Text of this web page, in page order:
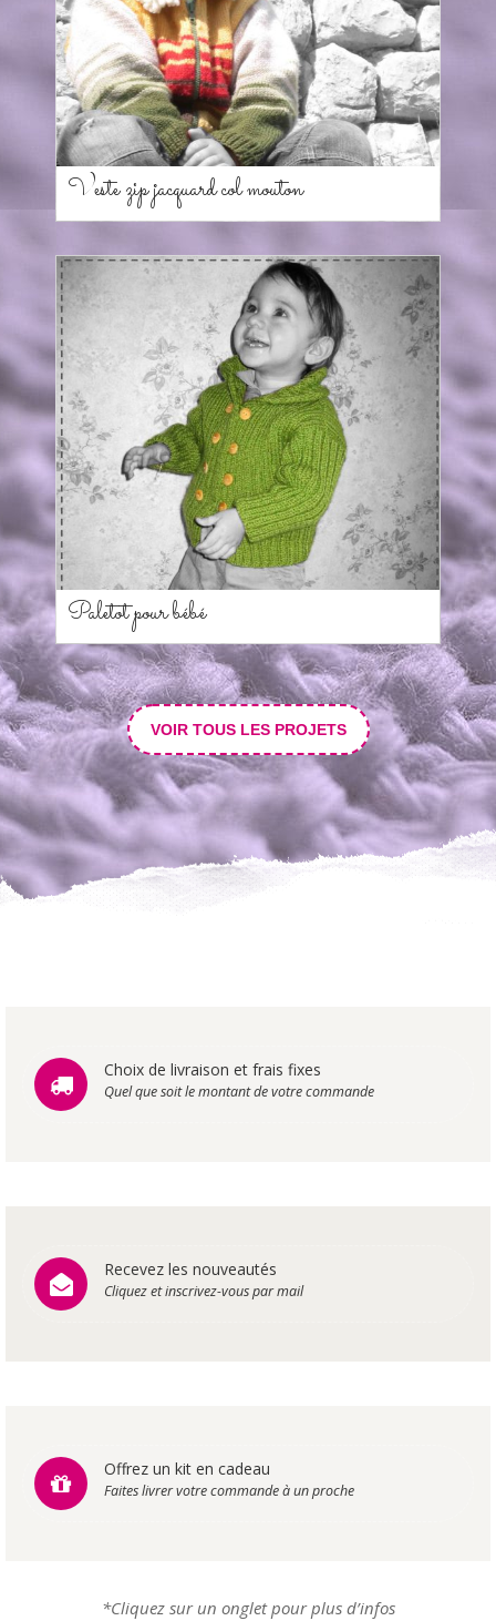
Veste zip jacquard col mouton
Paletot pour bébé
VOIR TOUS LES PROJETS
Choix de livraison et frais fixes
Quel que soit le montant de votre commande
Recevez les nouveautés
Cliquez et inscrivez-vous par mail
Offrez un kit en cadeau
Faites livrer votre commande à un proche
*Cliquez sur un onglet pour plus d’infos